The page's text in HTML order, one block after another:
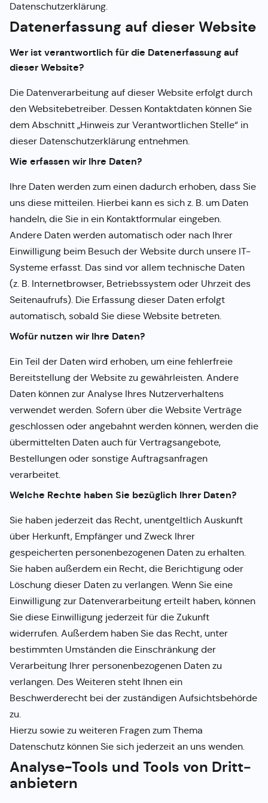
Datenschutzerklärung.
Datenerfassung auf dieser Website
Wer ist verantwortlich für die Datenerfassung auf
dieser Website?
Die Datenverarbeitung auf dieser Website erfolgt durch
den Websitebetreiber. Dessen Kontaktdaten können Sie
dem Abschnitt „Hinweis zur Verantwortlichen Stelle“ in
dieser Datenschutzerklärung entnehmen.
Wie erfassen wir Ihre Daten?
Ihre Daten werden zum einen dadurch erhoben, dass Sie
uns diese mitteilen. Hierbei kann es sich z. B. um Daten
handeln, die Sie in ein Kontaktformular eingeben.
Andere Daten werden automatisch oder nach Ihrer
Einwilligung beim Besuch der Website durch unsere IT-
Systeme erfasst. Das sind vor allem technische Daten
(z. B. Internetbrowser, Betriebssystem oder Uhrzeit des
Seitenaufrufs). Die Erfassung dieser Daten erfolgt
automatisch, sobald Sie diese Website betreten.
Wofür nutzen wir Ihre Daten?
Ein Teil der Daten wird erhoben, um eine fehlerfreie
Bereitstellung der Website zu gewährleisten. Andere
Daten können zur Analyse Ihres Nutzerverhaltens
verwendet werden. Sofern über die Website Verträge
geschlossen oder angebahnt werden können, werden die
übermittelten Daten auch für Vertragsangebote,
Bestellungen oder sonstige Auftragsanfragen
verarbeitet.
Welche Rechte haben Sie bezüglich Ihrer Daten?
Sie haben jederzeit das Recht, unentgeltlich Auskunft
über Herkunft, Empfänger und Zweck Ihrer
gespeicherten personenbezogenen Daten zu erhalten.
Sie haben außerdem ein Recht, die Berichtigung oder
Löschung dieser Daten zu verlangen. Wenn Sie eine
Einwilligung zur Datenverarbeitung erteilt haben, können
Sie diese Einwilligung jederzeit für die Zukunft
widerrufen. Außerdem haben Sie das Recht, unter
bestimmten Umständen die Einschränkung der
Verarbeitung Ihrer personenbezogenen Daten zu
verlangen. Des Weiteren steht Ihnen ein
Beschwerderecht bei der zuständigen Aufsichtsbehörde
zu.
Hierzu sowie zu weiteren Fragen zum Thema
Datenschutz können Sie sich jederzeit an uns wenden.
Analyse-Tools und Tools von Dritt­
anbietern